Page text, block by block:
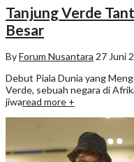
Tanjung Verde
Besar
ByForum Nusantara 27 Juni
Debut Piala Dunia yang
Verde, sebuah negara di
jiwaread more +